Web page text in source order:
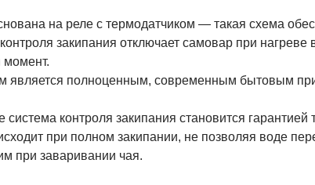
на реле с термодатчиком — такая схема
закипания отключает самовар при
момент.
является полноценным, современным бытовым
система контроля закипания становится
при полном закипании, не позволяя воде
при заваривании чая.